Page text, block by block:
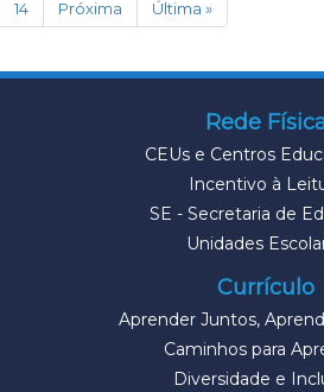
14
Próxima Última »
Rede
CEUs e Centros
Incentivo à
SE - Secretaria de
Unidades
Currículo
Aprender Juntos,
Caminhos para
Diversidade e